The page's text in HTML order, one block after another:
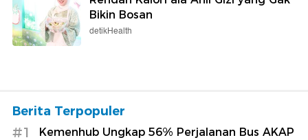
Bikin Bosan
detikHealth
Berita Terpopuler
#1
Kemenhub Ungkap 56% Perjalanan Bus AKAP